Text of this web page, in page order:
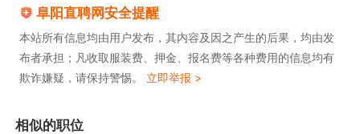
5、公司每年不定期团建；
6、完整的培训体系，提供多种带薪培训；
7、带薪休假，春节期间，每位同事可享受带薪假；
8、公司提供专人专位办公台，配备专人电脑，专人
阜阳直聘网安全提醒
本站所有信息均由用户发布，其内容及因之产生的后果，均由发
布者承担；凡收取服装费、押金、报名费等各种费用的信息均有
欺诈嫌疑，请保持警惕。 立即举报 >
相似的职位